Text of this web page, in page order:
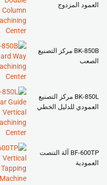
العمود المزدوج
BK-850B مركز التصنيع
الصعب
BK-850L مركز التصنيع
العمودي للدليل الخطي
BF-600TP آلة التنصت
العمودية